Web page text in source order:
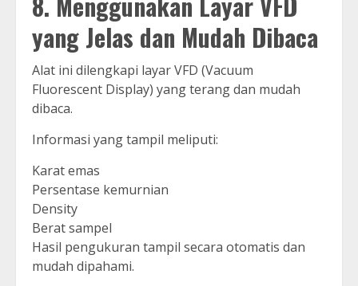
yang Jelas dan Mudah Dibaca
Alat ini dilengkapi layar VFD (Vacuum
Fluorescent Display) yang terang dan mudah
dibaca.
Informasi yang tampil meliputi:
Karat emas
Persentase kemurnian
Density
Berat sampel
Hasil pengukuran tampil secara otomatis dan
mudah dipahami.